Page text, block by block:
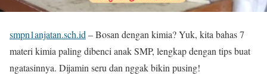
smpn1anjatan.sch.id– Bosan dengan kimia? Yuk, kita bahas 7
materi kimia paling dibenci anak SMP, lengkap dengan tips buat
ngatasinnya. Dijamin seru dan nggak bikin pusing!